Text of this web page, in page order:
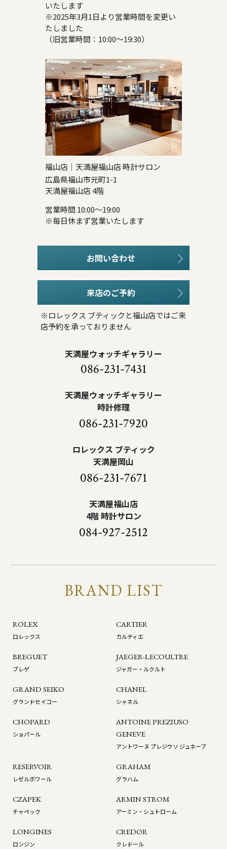
いたします
※2025年3月1日より営業時間を変更い
たしました
（旧営業時間：10:00～19:30）
福山店｜天満屋福山店 時計サロン
広島県福山市元町1-1
天満屋福山店 4階
営業時間 10:00～19:00
※毎日休まず営業いたします
お問い合わせ
来店のご予約
※ロレックス ブティックと福山店ではご来
店予約を承っておりません
天満屋ウォッチギャラリー
086-231-7431
天満屋ウォッチギャラリー
時計修理
086-231-7920
ロレックス ブティック
天満屋岡山
086-231-7671
天満屋福山店
4階 時計サロン
084-927-2512
BRAND LIST
ROLEX
ロレックス
CARTIER
カルティエ
BREGUET
ブレゲ
JAEGER-LECOULTRE
ジャガー・ルクルト
GRAND SEIKO
グランドセイコー
CHANEL
シャネル
CHOPARD
ショパール
ANTOINE PREZIUSO
GENEVE
アントワーヌ プレジウソ ジュネーブ
RESERVOIR
レゼルボワール
GRAHAM
グラハム
CZAPEK
チャペック
ARMIN STROM
アーミン・シュトローム
LONGINES
ロンジン
CREDOR
クレドール